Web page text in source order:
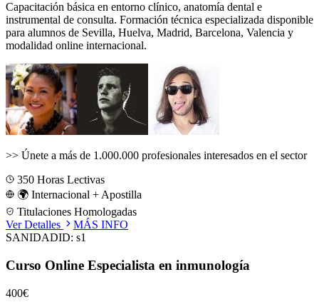
Capacitación básica en entorno clínico, anatomía dental e
instrumental de consulta. Formación técnica especializada disponible
para alumnos de Sevilla, Huelva, Madrid, Barcelona, Valencia y
modalidad online internacional.
>> Únete a más de 1.000.000 profesionales interesados en el sector
350 Horas Lectivas
🌍 Internacional + Apostilla
Titulaciones Homologadas
Ver Detalles
MÁS INFO
SANIDADID: s1
Curso Online Especialista en inmunología
400€